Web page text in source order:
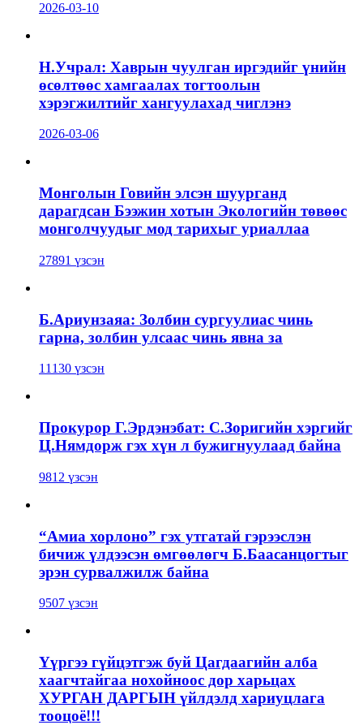
2026-03-10
Н.Учрал: Хаврын чуулган иргэдийг үнийн
өсөлтөөс хамгаалах тогтоолын
хэрэгжилтийг хангуулахад чиглэнэ
2026-03-06
Монголын Говийн элсэн шуурганд
дарагдсан Бээжин хотын Экологийн төвөөс
монголчуудыг мод тарихыг уриаллаа
27891 үзсэн
Б.Ариунзаяа: Золбин сургуулиас чинь
гарна, золбин улсаас чинь явна за
11130 үзсэн
Прокурор Г.Эрдэнэбат: С.Зоригийн хэргийг
Ц.Нямдорж гэх хүн л бужигнуулаад байна
9812 үзсэн
“Амиа хорлоно” гэх утгатай гэрээслэн
бичиж үлдээсэн өмгөөлөгч Б.Баасанцогтыг
эрэн сурвалжилж байна
9507 үзсэн
Үүргээ гүйцэтгэж буй Цагдаагийн алба
хаагчтайгаа нохойноос дор харьцах
ХУРГАН ДАРГЫН үйлдэлд хариуцлага
тооцоё!!!